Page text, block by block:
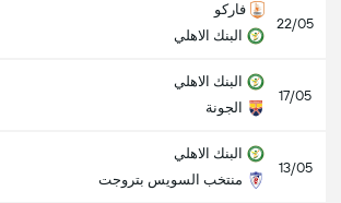
22/05
فاركو
البنك الاهلي
17/05
البنك الاهلي
الجونة
13/05
البنك الاهلي
منتخب السويس بتروجت